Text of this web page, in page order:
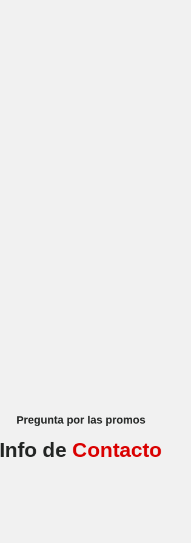
Pregunta por las promos
Info de Contacto